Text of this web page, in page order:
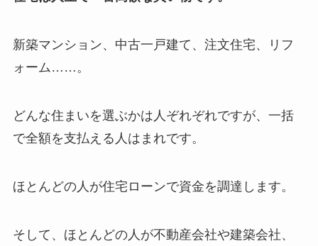
新築マンション、中古一戸建て、注文住宅、リフ
ォーム……。
どんな住まいを選ぶかは人ぞれぞれですが、一括
で全額を支払える人はまれです。
ほとんどの人が住宅ローンで資金を調達します。
そして、ほとんどの人が不動産会社や建築会社、